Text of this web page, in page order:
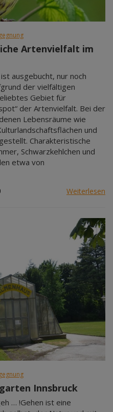
Artenvielfalt im
ausgebucht, nur noch
der vielfältigen
Gebiet für
der Artenvielfalt. Bei der
Lebensräume wie
und
Charakteristische
Schwarzkehlchen und
etwa von
Weiterlesen
Innsbruck
… !Gehen ist eine